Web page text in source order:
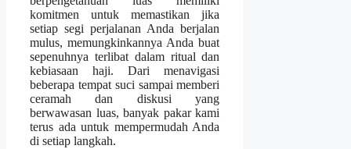
komitmen untuk memastikan jika
setiap segi perjalanan Anda berjalan
mulus, memungkinkannya Anda buat
sepenuhnya terlibat dalam ritual dan
kebiasaan haji. Dari menavigasi
beberapa tempat suci sampai memberi
ceramah dan diskusi yang
berwawasan luas, banyak pakar kami
terus ada untuk mempermudah Anda
di setiap langkah.